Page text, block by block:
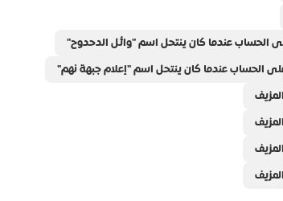
الحساب عندما كان ينتحل اسم "وائل الدحدوح"
الحساب عندما كان ينتحل اسم "إعلام جبهة نهم"